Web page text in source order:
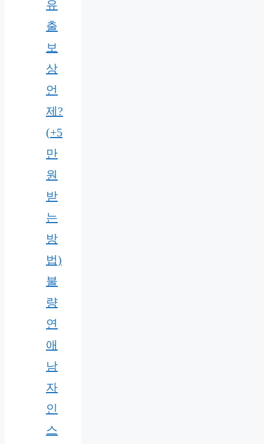
유
출
보
상
언
제?
(+5
만
원
받
는
방
법)
불
량
연
애
남
자
인
스